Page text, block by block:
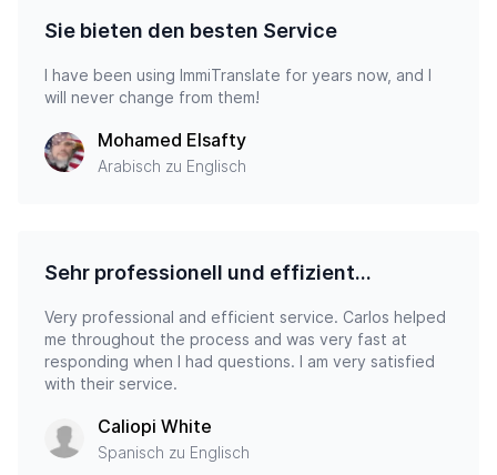
Sie bieten den besten Service
I have been using ImmiTranslate for years now, and I
will never change from them!
Mohamed Elsafty
Arabisch zu Englisch
Sehr professionell und effizient…
Very professional and efficient service. Carlos helped
me throughout the process and was very fast at
responding when I had questions. I am very satisfied
with their service.
Caliopi White
Spanisch zu Englisch